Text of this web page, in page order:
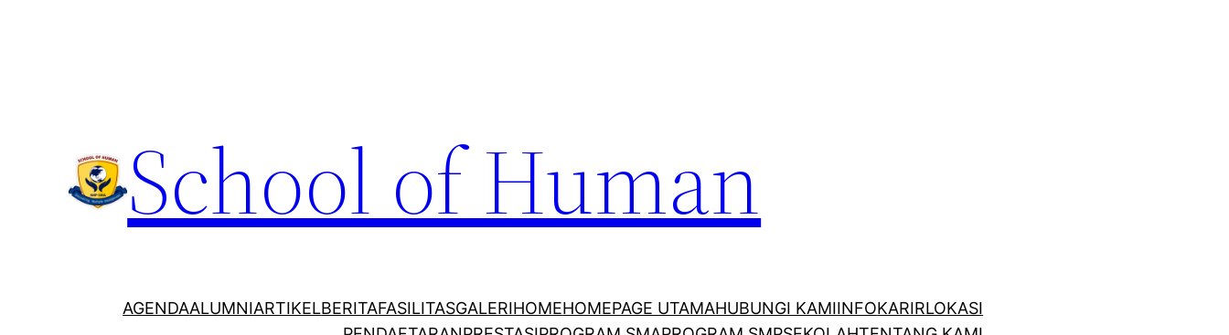
School of Human
AGENDAALUMNIARTIKELBERITAFASILITASGALERIHOMEHOMEPAGE UTAMAHUBUNGI KAMIINFOKARIRLOKASI